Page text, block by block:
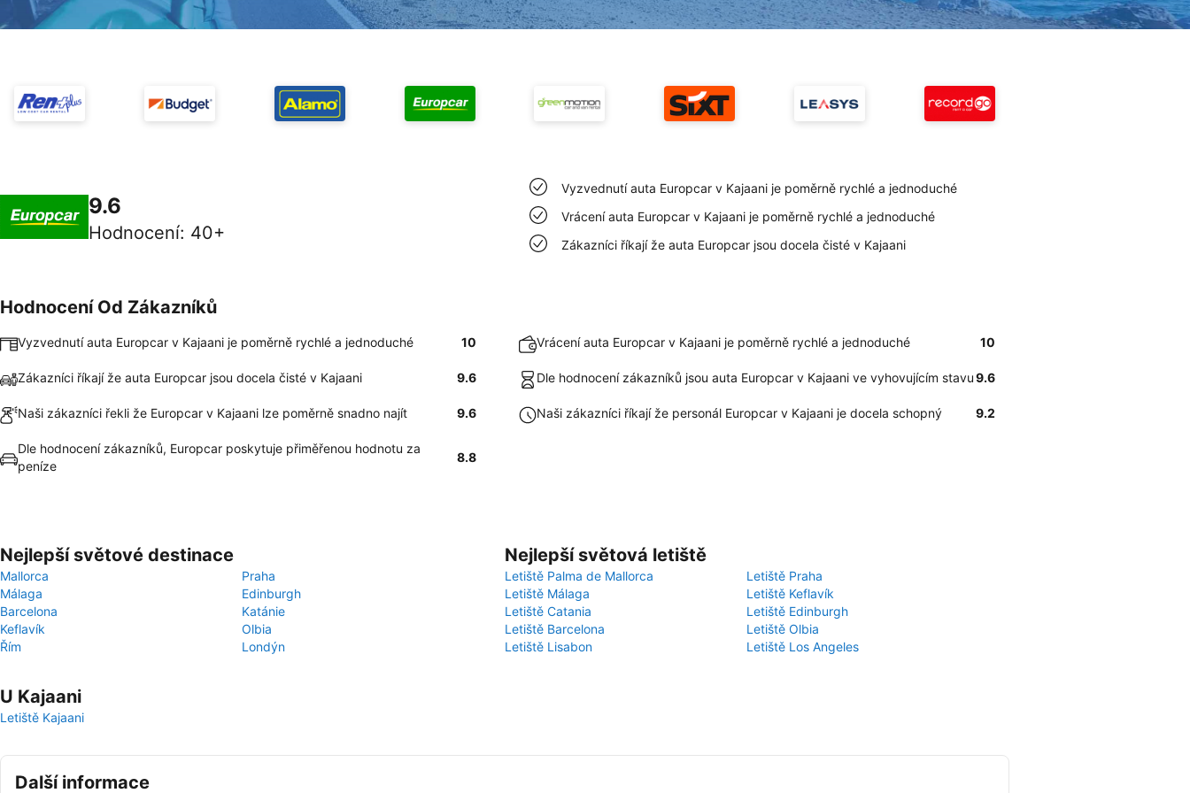
9.6
Hodnocení: 40+
Vyzvednutí auta Europcar v Kajaani je poměrně rychlé a jednoduché
Vrácení auta Europcar v Kajaani je poměrně rychlé a jednoduché
Zákazníci říkají že auta Europcar jsou docela čisté v Kajaani
Hodnocení Od Zákazníků
Vyzvednutí auta Europcar v Kajaani je poměrně rychlé a jednoduché 10 Vrácení auta Europcar v Kajaani je poměrně rychlé a jednoduché 10
Zákazníci říkají že auta Europcar jsou docela čisté v Kajaani 9.6 Dle hodnocení zákazníků jsou auta Europcar v Kajaani ve vyhovujícím stavu9.6
Naši zákazníci řekli že Europcar v Kajaani lze poměrně snadno najít 9.6 Naši zákazníci říkají že personál Europcar v Kajaani je docela schopný 9.2
Dle hodnocení zákazníků, Europcar poskytuje přiměřenou hodnotu za
peníze
8.8
Nejlepší světové destinace
Mallorca
Praha
Málaga
Edinburgh
Barcelona
Katánie
Keflavík
Olbia
Řím
Londýn
Nejlepší světová letiště
Letiště Palma de Mallorca
Letiště Praha
Letiště Málaga
Letiště Keflavík
Letiště Catania
Letiště Edinburgh
Letiště Barcelona
Letiště Olbia
Letiště Lisabon
Letiště Los Angeles
U Kajaani
Letiště Kajaani
Další informace